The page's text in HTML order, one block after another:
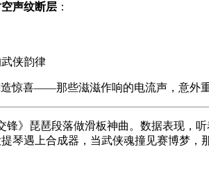
空声纹断层 ：
侠韵律
惊喜——那些滋滋作响的电流声，意外
锋》琵琶段落做滑板神曲。数据表现，
遇上合成器，当武侠魂撞见赛博梦，